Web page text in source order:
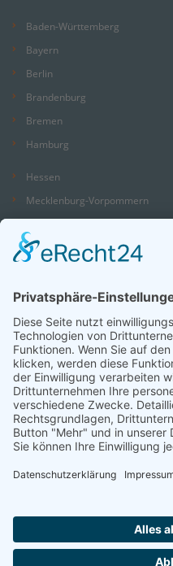
Baden-Württemberg
Bayern
Berlin
Brandenburg
Bremen
Hamburg
Hessen
Mecklenburg-Vorpommern
Niedersachsen
Nordrhein-Westfalen
Saarland
Sachsen
Sachsen-Anhalt
Schleswig-Holstein
Thüringen